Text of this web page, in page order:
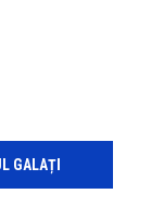
GALAȚI